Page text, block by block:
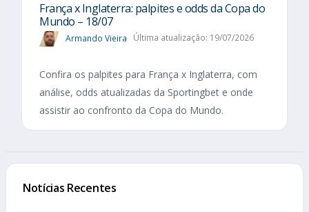
França x Inglaterra: palpites e odds da Copa do
Mundo – 18/07
Armando Vieira Última atualização: 19/07/2026
Confira os palpites para França x Inglaterra, com
análise, odds atualizadas da Sportingbet e onde
assistir ao confronto da Copa do Mundo.
Notícias Recentes